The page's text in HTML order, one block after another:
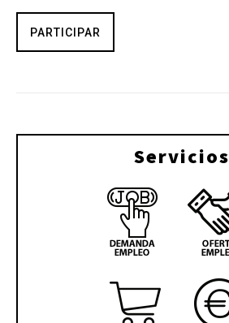
PARTICIPAR
Servicios